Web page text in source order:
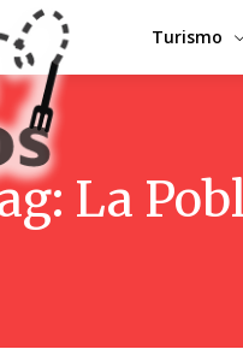
Turismo
La